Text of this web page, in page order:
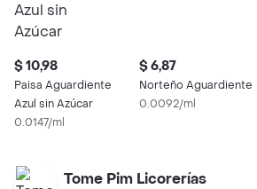
$ 10,98
Paisa Aguardiente
Azul sin Azúcar
0.0147/ml
$ 6,87
Norteño Aguardiente
0.0092/ml
Tome Pim Licorerías